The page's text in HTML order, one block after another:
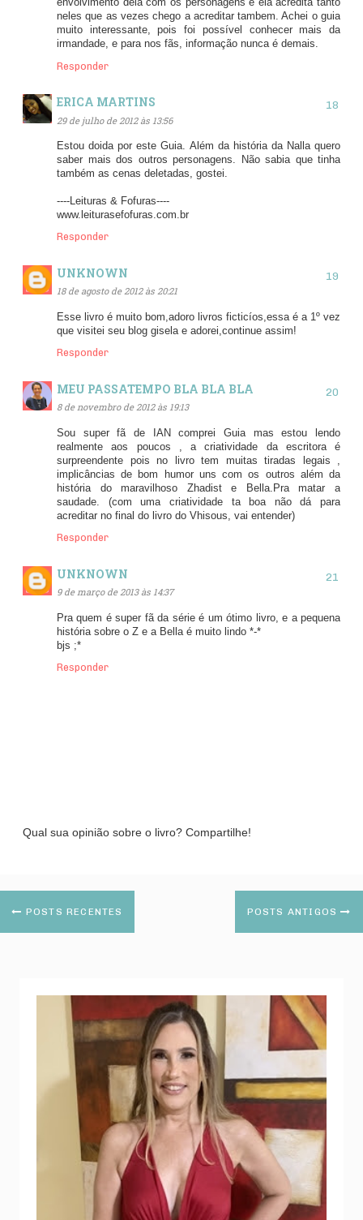
envolvimento dela com os personagens e ela acredita tanto
neles que as vezes chego a acreditar tambem. Achei o guia
muito interessante, pois foi possível conhecer mais da
irmandade, e para nos fãs, informação nunca é demais.
Responder
ERICA MARTINS
29 de julho de 2012 às 13:56
Estou doida por este Guia. Além da história da Nalla quero
saber mais dos outros personagens. Não sabia que tinha
também as cenas deletadas, gostei.
----Leituras & Fofuras----
www.leiturasefofuras.com.br
Responder
UNKNOWN
18 de agosto de 2012 às 20:21
Esse livro é muito bom,adoro livros ficticíos,essa é a 1º vez
que visitei seu blog gisela e adorei,continue assim!
Responder
MEU PASSATEMPO BLA BLA BLA
8 de novembro de 2012 às 19:13
Sou super fã de IAN comprei Guia mas estou lendo
realmente aos poucos , a criatividade da escritora é
surpreendente pois no livro tem muitas tiradas legais ,
implicâncias de bom humor uns com os outros além da
história do maravilhoso Zhadist e Bella.Pra matar a
saudade. (com uma criatividade ta boa não dá para
acreditar no final do livro do Vhisous, vai entender)
Responder
UNKNOWN
9 de março de 2013 às 14:37
Pra quem é super fã da série é um ótimo livro, e a pequena
história sobre o Z e a Bella é muito lindo *-*
bjs ;*
Responder
Qual sua opinião sobre o livro? Compartilhe!
POSTS RECENTES POSTS ANTIGOS